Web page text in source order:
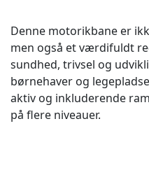
Denne motorikbane er
men også et værdifuldt
sundhed, trivsel og
børnehaver og
aktiv og inkluderende
på flere niveauer.